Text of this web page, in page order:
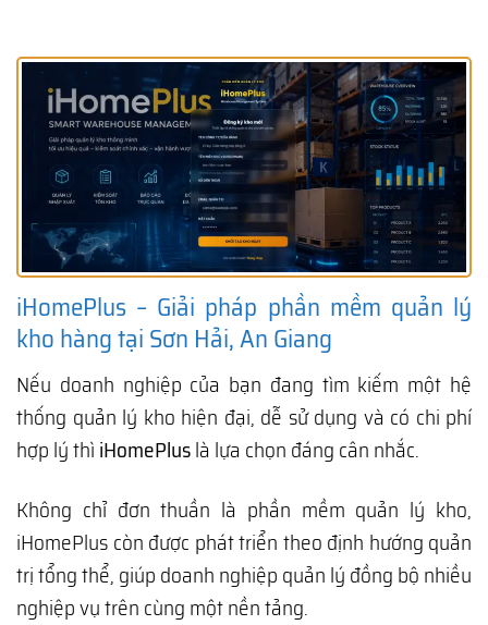
iHomePlus – Giải pháp phần mềm quản lý
kho hàng tại Sơn Hải, An Giang
Nếu doanh nghiệp của bạn đang tìm kiếm một hệ
thống quản lý kho hiện đại, dễ sử dụng và có chi phí
hợp lý thì iHomePluslà lựa chọn đáng cân nhắc.
Không chỉ đơn thuần là phần mềm quản lý kho,
iHomePlus còn được phát triển theo định hướng quản
trị tổng thể, giúp doanh nghiệp quản lý đồng bộ nhiều
nghiệp vụ trên cùng một nền tảng.